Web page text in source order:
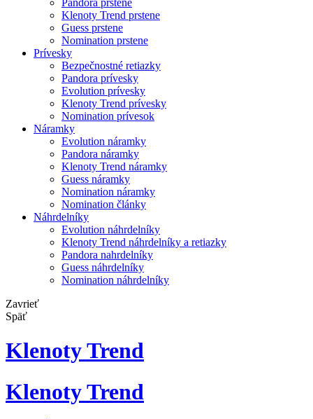
Pandora prstene
Klenoty Trend prstene
Guess prstene
Nomination prstene
Prívesky
Bezpečnostné retiazky
Pandora prívesky
Evolution prívesky
Klenoty Trend prívesky
Nomination prívesok
Náramky
Evolution náramky
Pandora náramky
Klenoty Trend náramky
Guess náramky
Nomination náramky
Nomination články
Náhrdelníky
Evolution náhrdelníky
Klenoty Trend náhrdelníky a retiazky
Pandora nahrdelníky
Guess náhrdelníky
Nomination náhrdelníky
Zavrieť
Späť
Klenoty Trend
Klenoty Trend